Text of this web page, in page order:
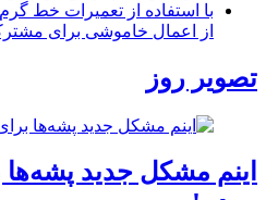
از اعمال خاموشی برای
تصویر روز
اینم مشکل جدید